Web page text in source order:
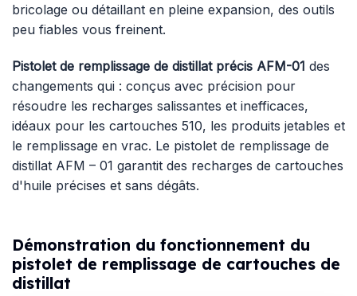
bricolage ou détaillant en pleine expansion, des outils
peu fiables vous freinent.
Pistolet de remplissage de distillat précis AFM-01 des
changements qui : conçus avec précision pour
résoudre les recharges salissantes et inefficaces,
idéaux pour les cartouches 510, les produits jetables et
le remplissage en vrac. Le pistolet de remplissage de
distillat AFM – 01 garantit des recharges de cartouches
d'huile précises et sans dégâts.
Démonstration du fonctionnement du
pistolet de remplissage de cartouches de
distillat